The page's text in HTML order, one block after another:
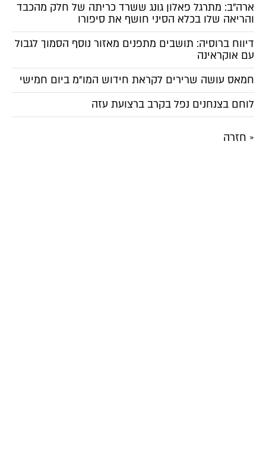
ארה"ב: מתרגל פאלון גונג ששרד כריתה של חלק מהכבד
והריאה שלו בכלא הסיני חושף את סיפורו
דיווח ברוסיה: תושבים מתפנים מאזור נוסף הסמוך לגבול
עם אוקראינה
חמאס עושה שרירים לקראת חידוש המו"מ ביום חמישי
לוחם בצנחנים נפל בקרב ברצועת עזה
« חזרה